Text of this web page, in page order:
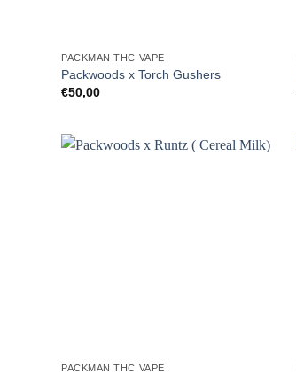
PACKMAN THC VAPE
Packwoods x Torch Gushers
€50,00
PACKMAN THC VAPE